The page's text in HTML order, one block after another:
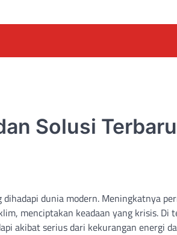
Solusi Terbaru
dunia modern. Meningkatnya
menciptakan keadaan yang krisis. Di
akibat serius dari kekurangan energi